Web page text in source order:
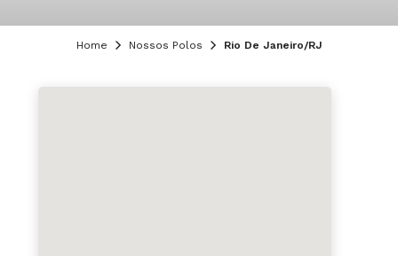
Home Nossos Polos Rio De Janeiro/RJ